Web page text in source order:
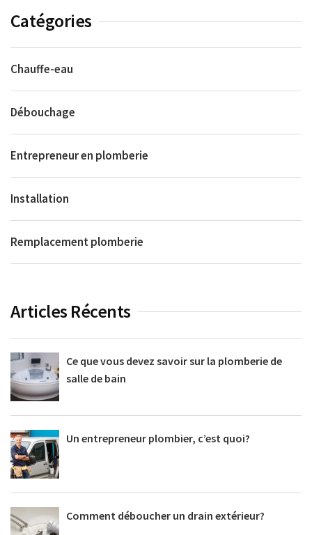
Catégories
Chauffe-eau
Débouchage
Entrepreneur en plomberie
Installation
Remplacement plomberie
Articles Récents
Ce que vous devez savoir sur la plomberie de
salle de bain
Un entrepreneur plombier, c’est quoi?
Comment déboucher un drain extérieur?